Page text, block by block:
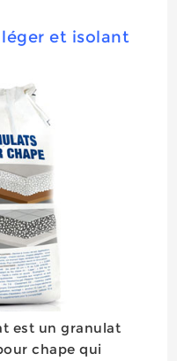
et isolant
est un granulat
chape qui